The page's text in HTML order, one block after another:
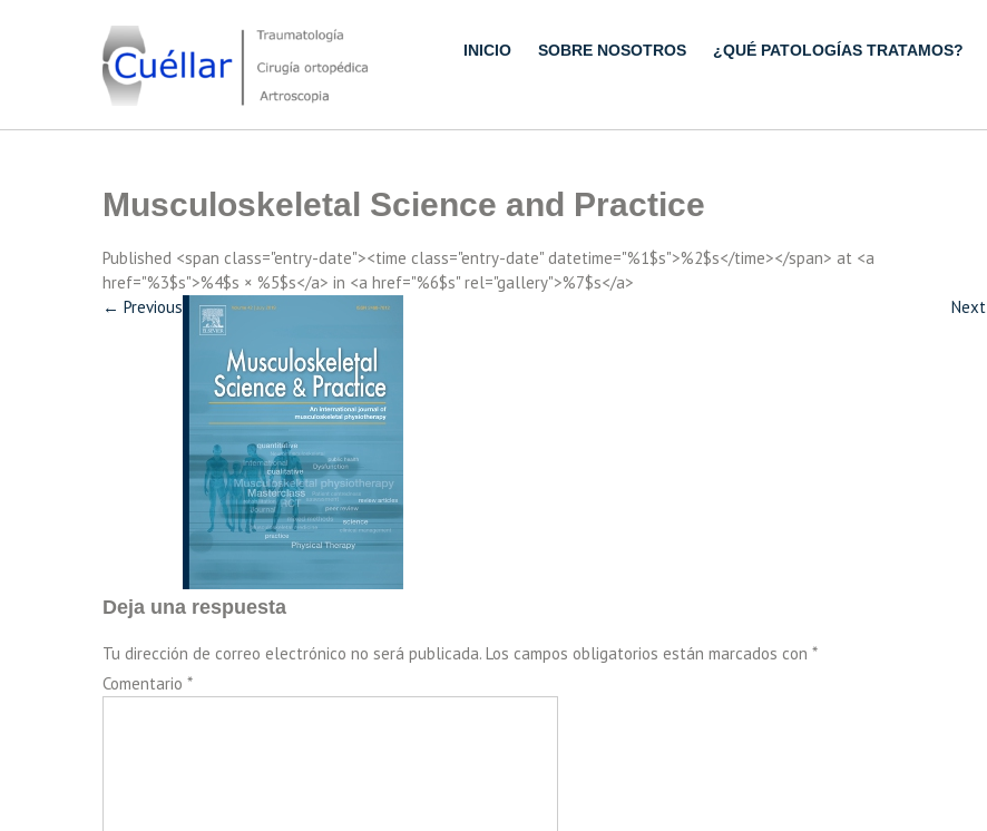
Traumatología, Cirugía ortopédica y Artroscopia
INICIO SOBRE NOSOTROS ¿QUÉ PATOLOGÍAS TRATAMOS?
Musculoskeletal Science and Practice
Published <span class="entry-date"><time class="entry-date" datetime="%1$s">%2$s</time></span> at <a
href="%3$s">%4$s × %5$s</a> in <a href="%6$s" rel="gallery">%7$s</a>
← Previous Next
Deja una respuesta
Tu dirección de correo electrónico no será publicada. Los campos obligatorios están marcados con *
Comentario *